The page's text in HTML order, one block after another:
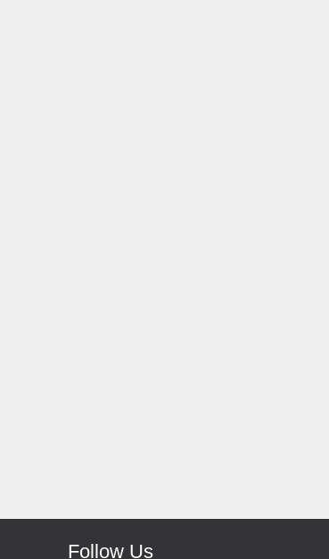
Follow Us